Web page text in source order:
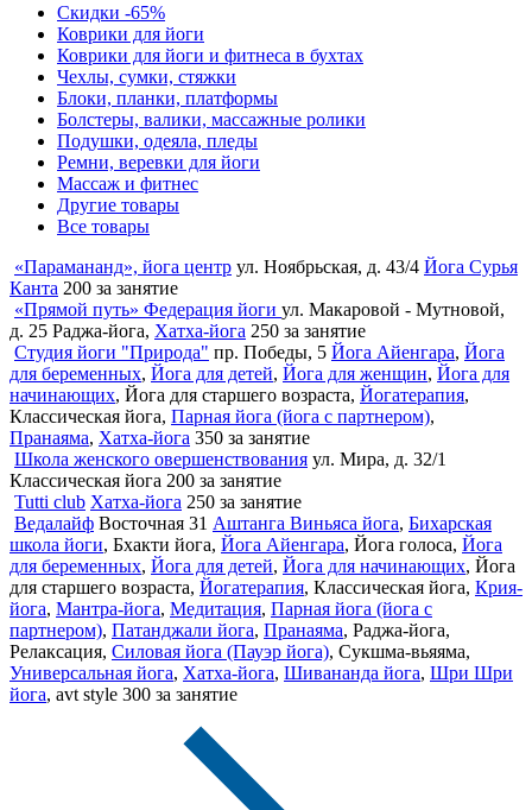
Скидки -65%
Коврики для йоги
Коврики для йоги и фитнеса в бухтах
Чехлы, сумки, стяжки
Блоки, планки, платформы
Болстеры, валики, массажные ролики
Подушки, одеяла, пледы
Ремни, веревки для йоги
Массаж и фитнес
Другие товары
Все товары
«Парамананд», йога центр ул. Ноябрьская, д. 43/4 Йога Сурья
Канта 200 за занятие
«Прямой путь» Федерация йоги ул. Макаровой - Мутновой,
д. 25 Раджа-йога, Хатха-йога 250 за занятие
Студия йоги "Природа" пр. Победы, 5 Йога Айенгара, Йога
для беременных, Йога для детей, Йога для женщин, Йога для
начинающих, Йога для старшего возраста, Йогатерапия,
Классическая йога, Парная йога (йога с партнером),
Пранаяма, Хатха-йога 350 за занятие
Школа женского овершенствования ул. Мира, д. 32/1
Классическая йога 200 за занятие
Tutti club Хатха-йога 250 за занятие
Ведалайф Восточная 31 Аштанга Виньяса йога, Бихарская
школа йоги, Бхакти йога, Йога Айенгара, Йога голоса, Йога
для беременных, Йога для детей, Йога для начинающих, Йога
для старшего возраста, Йогатерапия, Классическая йога, Крия-
йога, Мантра-йога, Медитация, Парная йога (йога с
партнером), Патанджали йога, Пранаяма, Раджа-йога,
Релаксация, Силовая йога (Пауэр йога), Сукшма-вьяяма,
Универсальная йога, Хатха-йога, Шивананда йога, Шри Шри
йога, avt style 300 за занятие